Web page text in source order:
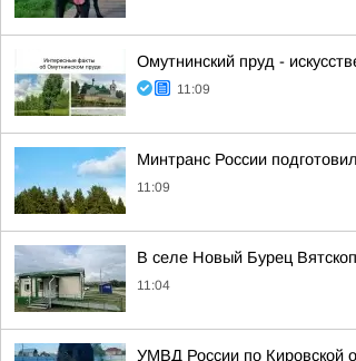
Омутнинский пруд -
11:09
Минтранс России
11:09
В селе Новый Бурец
11:04
УМВД России по Кировской